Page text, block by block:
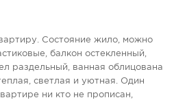
Состояние жило, можно
балкон остекленный,
раздельный, ванная облицована
светлая и уютная. Один
ни кто не прописан,